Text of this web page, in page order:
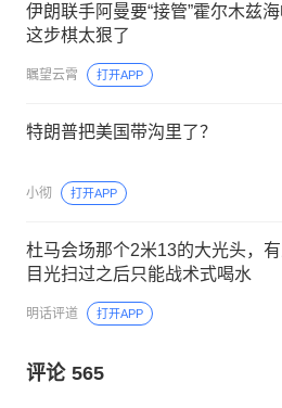
伊朗联手阿曼要“接管”霍尔木兹海
这步棋太狠了
瞩望云霄 打开APP
特朗普把美国带沟里了？
小彻 打开APP
杜马会场那个2米13的大光头，
目光扫过之后只能战术式喝水
明话评道 打开APP
评论 565